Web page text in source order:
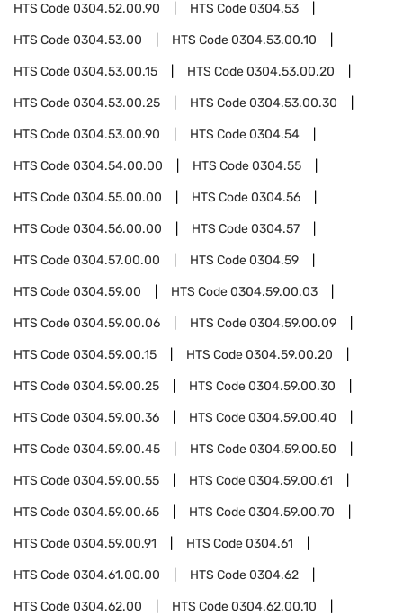
HTS Code0304.52.00.90 HTS Code0304.53
HTS Code0304.53.00 HTS Code0304.53.00.10
HTS Code0304.53.00.15 HTS Code0304.53.00.20
HTS Code0304.53.00.25 HTS Code0304.53.00.30
HTS Code0304.53.00.90 HTS Code0304.54
HTS Code0304.54.00.00 HTS Code0304.55
HTS Code0304.55.00.00 HTS Code0304.56
HTS Code0304.56.00.00 HTS Code0304.57
HTS Code0304.57.00.00 HTS Code0304.59
HTS Code0304.59.00 HTS Code0304.59.00.03
HTS Code0304.59.00.06 HTS Code0304.59.00.09
HTS Code0304.59.00.15 HTS Code0304.59.00.20
HTS Code0304.59.00.25 HTS Code0304.59.00.30
HTS Code0304.59.00.36 HTS Code0304.59.00.40
HTS Code0304.59.00.45 HTS Code0304.59.00.50
HTS Code0304.59.00.55 HTS Code0304.59.00.61
HTS Code0304.59.00.65 HTS Code0304.59.00.70
HTS Code0304.59.00.91 HTS Code0304.61
HTS Code0304.61.00.00 HTS Code0304.62
HTS Code0304.62.00 HTS Code0304.62.00.10